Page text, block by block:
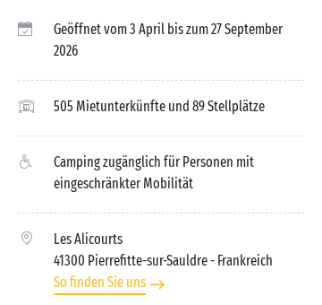
Geöffnet vom 3 April bis zum 27 September
2026
505 Mietunterkünfte und 89 Stellplätze
Camping zugänglich für Personen mit
eingeschränkter Mobilität
Les Alicourts
41300 Pierrefitte-sur-Sauldre- Frankreich
So finden Sie uns